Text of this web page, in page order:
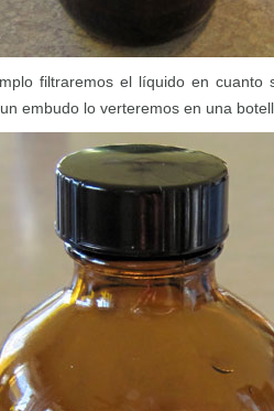
filtraremos el líquido en cuanto
embudo lo verteremos en una